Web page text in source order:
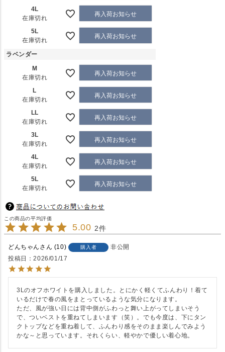
4L
在庫切れ
再入荷お知らせ
5L
在庫切れ
再入荷お知らせ
ラベンダー
M
在庫切れ
再入荷お知らせ
L
在庫切れ
再入荷お知らせ
LL
在庫切れ
再入荷お知らせ
3L
在庫切れ
再入荷お知らせ
4L
在庫切れ
再入荷お知らせ
5L
在庫切れ
再入荷お知らせ
5.00 2
どんちゃん 10 購入者
非公開
投稿日
2026/01/17
3Lのオフホワイトを購入しました。とにかく軽くてふんわり！着て
いるだけで春の風をまとっているような気分になります。
ただ、風が強い日には背中側がふわっと舞い上がってしまいそう
で、ついベストを重ねてしまいます（笑）。でも今度は、下にタン
クトップなどを重ね着して、ふんわり感をそのまま楽しんでみよう
かな～と思っています。それくらい、軽やかで優しい着心地。